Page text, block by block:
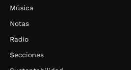
Música
Notas
Radio
Secciones